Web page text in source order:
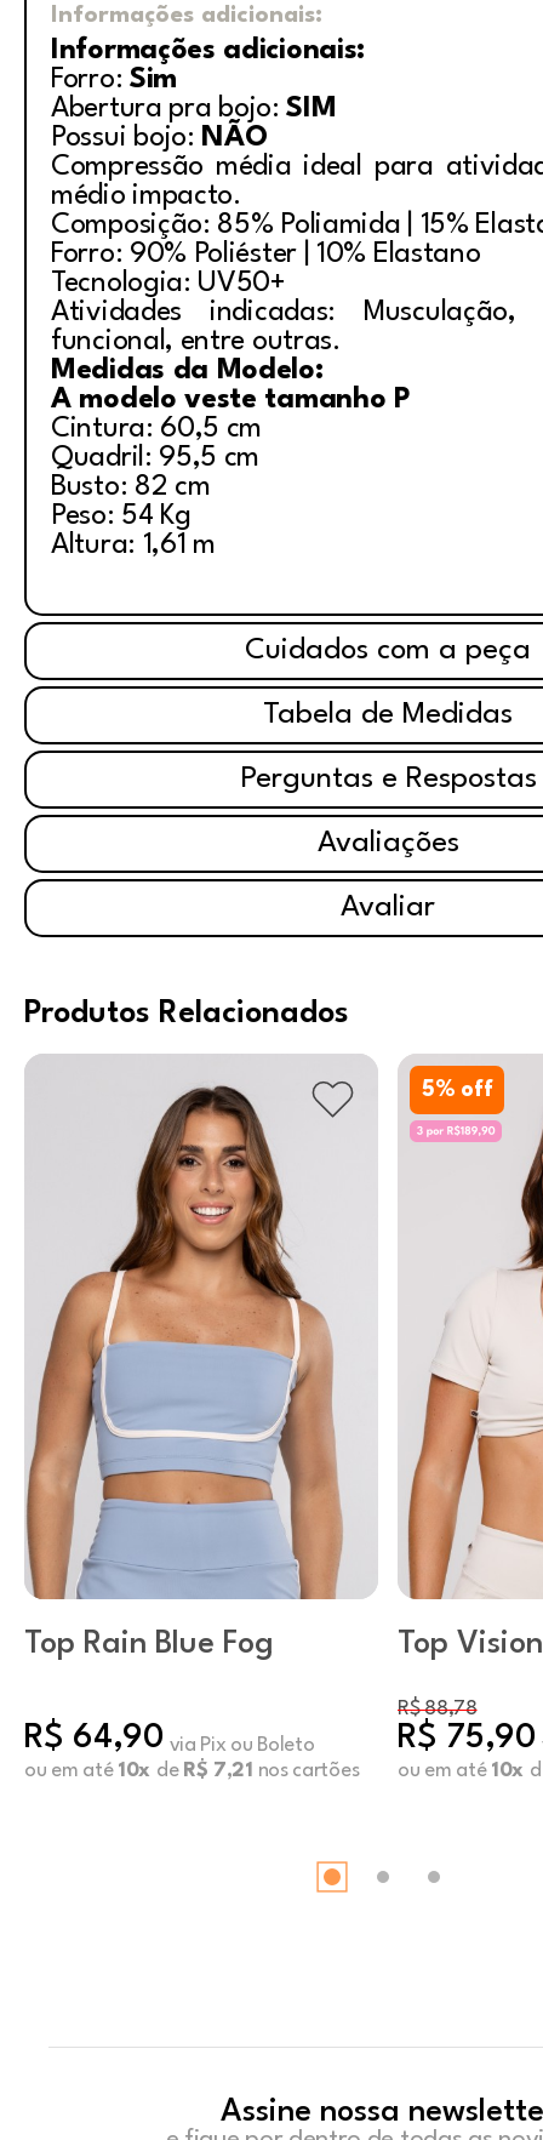
Informações adicionais:
Informações adicionais:
Forro: Sim
Abertura pra bojo:SIM
Possui bojo: NÃO
Compressão média ideal para
médio impacto.
Composição: 85% Poliamida | 15%
Forro: 90% Poliéster | 10% Elastano
Tecnologia: UV50+
Atividades indicadas:
funcional, entre outras.
Medidas da Modelo:
A modelo veste tamanho P
Cintura: 60,5 cm
Quadril: 95,5 cm
Busto: 82 cm
Peso: 54 Kg
Altura: 1,61 m
Cuidados com a peça
Tabela de Medidas
Perguntas e Respostas
Avaliações
Avaliar
Produtos Relacionados
Top Rain Blue Fog
R$ 64,90 via Pix ou Boleto
ou em até 10x de R$ 7,21 nos cartões
5% off
Top
R$ 88,78
R$ 75,90
ou em até 10x
Assine nossa